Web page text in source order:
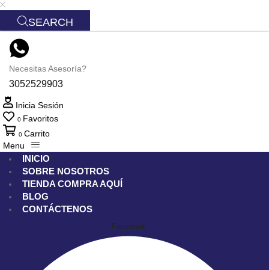
SEARCH
Necesitas Asesoría?
3052529903
Inicia Sesión
0 Favoritos
0 Carrito
Menu
INICIO
SOBRE NOSOTROS
TIENDA COMPRA AQUÍ
BLOG
CONTÁCTENOS
Facebook